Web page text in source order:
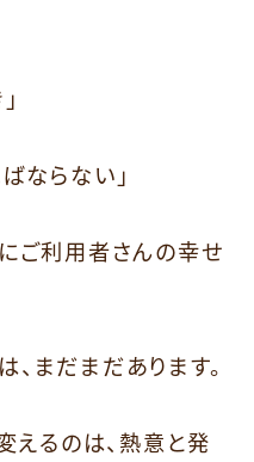
ならない」
ご利用者さんの幸せ
まだまだあります。
えるのは、熱意と発